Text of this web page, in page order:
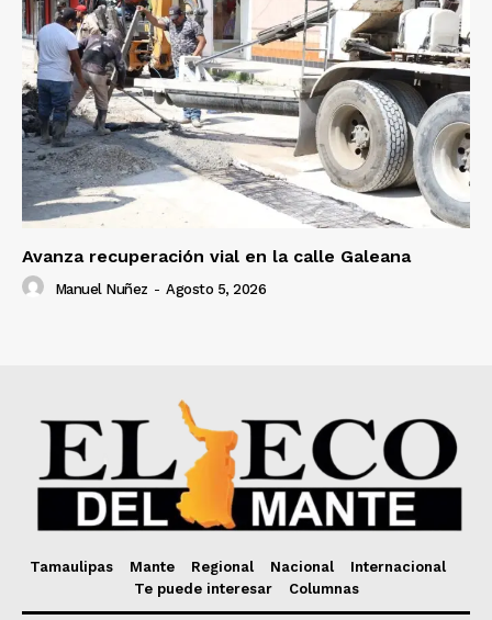
Avanza recuperación vial en la calle Galeana
Manuel Nuñez - Agosto 5, 2026
Tamaulipas Mante Regional Nacional
Internacional
Te puede interesar
Columnas